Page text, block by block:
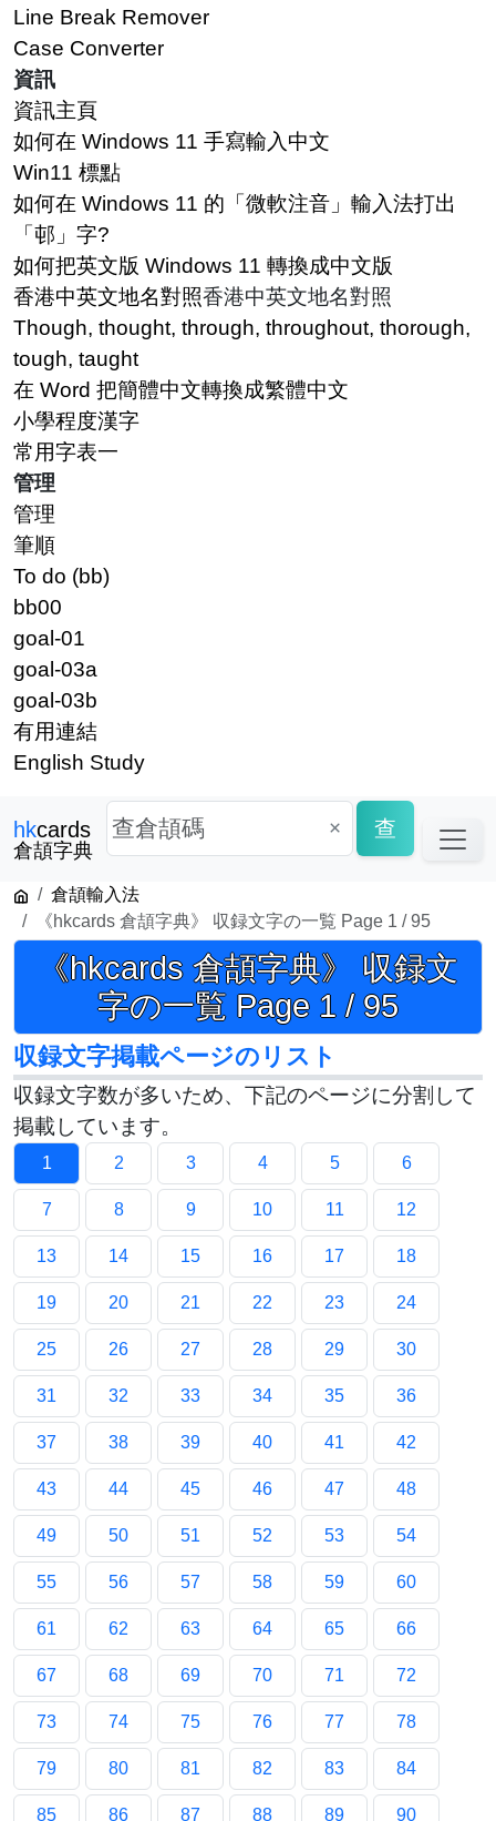
Line Break Remover
Case Converter
資訊
資訊主頁
如何在 Windows 11 手寫輸入中文
Win11 標點
如何在 Windows 11 的「微軟注音」輸入法打出
「邨」字?
如何把英文版 Windows 11 轉換成中文版
香港中英文地名對照香港中英文地名對照
Though, thought, through, throughout, thorough,
tough, taught
在 Word 把簡體中文轉換成繁體中文
小學程度漢字
常用字表一
管理
管理
筆順
To do (bb)
bb00
goal-01
goal-03a
goal-03b
有用連結
English Study
hkcards
倉頡字典
× 查
倉頡輸入法
《hkcards 倉頡字典》 収録文字の一覧 Page 1 / 95
《hkcards 倉頡字典》 収録文
字の一覧 Page 1 / 95
収録文字掲載ページのリスト
収録文字数が多いため、下記のページに分割して
掲載しています。
1 2 3 4 5 6
7 8 9 10 11 12
13 14 15 16 17 18
19 20 21 22 23 24
25 26 27 28 29 30
31 32 33 34 35 36
37 38 39 40 41 42
43 44 45 46 47 48
49 50 51 52 53 54
55 56 57 58 59 60
61 62 63 64 65 66
67 68 69 70 71 72
73 74 75 76 77 78
79 80 81 82 83 84
85 86 87 88 89 90